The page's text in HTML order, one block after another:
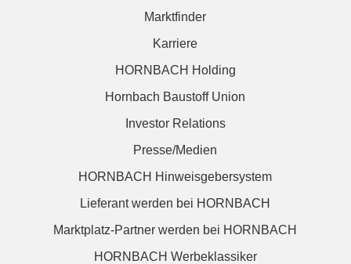
Marktfinder
Karriere
HORNBACH Holding
Hornbach Baustoff Union
Investor Relations
Presse/Medien
HORNBACH Hinweisgebersystem
Lieferant werden bei HORNBACH
Marktplatz-Partner werden bei HORNBACH
HORNBACH Werbeklassiker